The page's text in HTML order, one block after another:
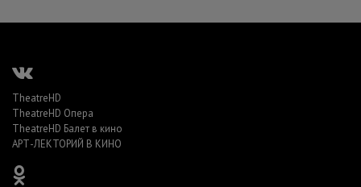
TheatreHD
TheatreHD Опера
TheatreHD Балет в кино
АРТ-ЛЕКТОРИЙ В КИНО